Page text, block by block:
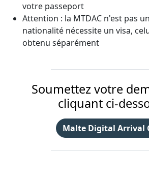
votre passeport
Attention : la MTDAC n'est pas
nationalité nécessite un visa,
obtenu séparément
Soumettez votre
cliquant ci-
Malte Digital Arrival